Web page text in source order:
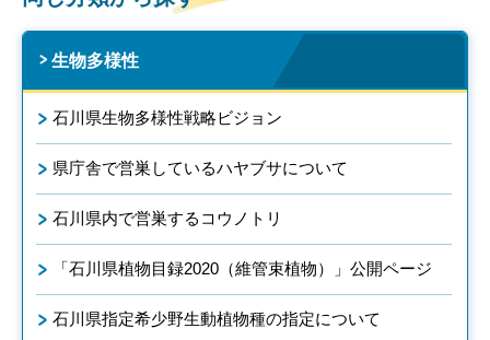
生物多様性
石川県生物多様性戦略ビジョン
県庁舎で営巣しているハヤブサについて
石川県内で営巣するコウノトリ
「石川県植物目録2020（維管束植物）」公開ページ
石川県指定希少野生動植物種の指定について